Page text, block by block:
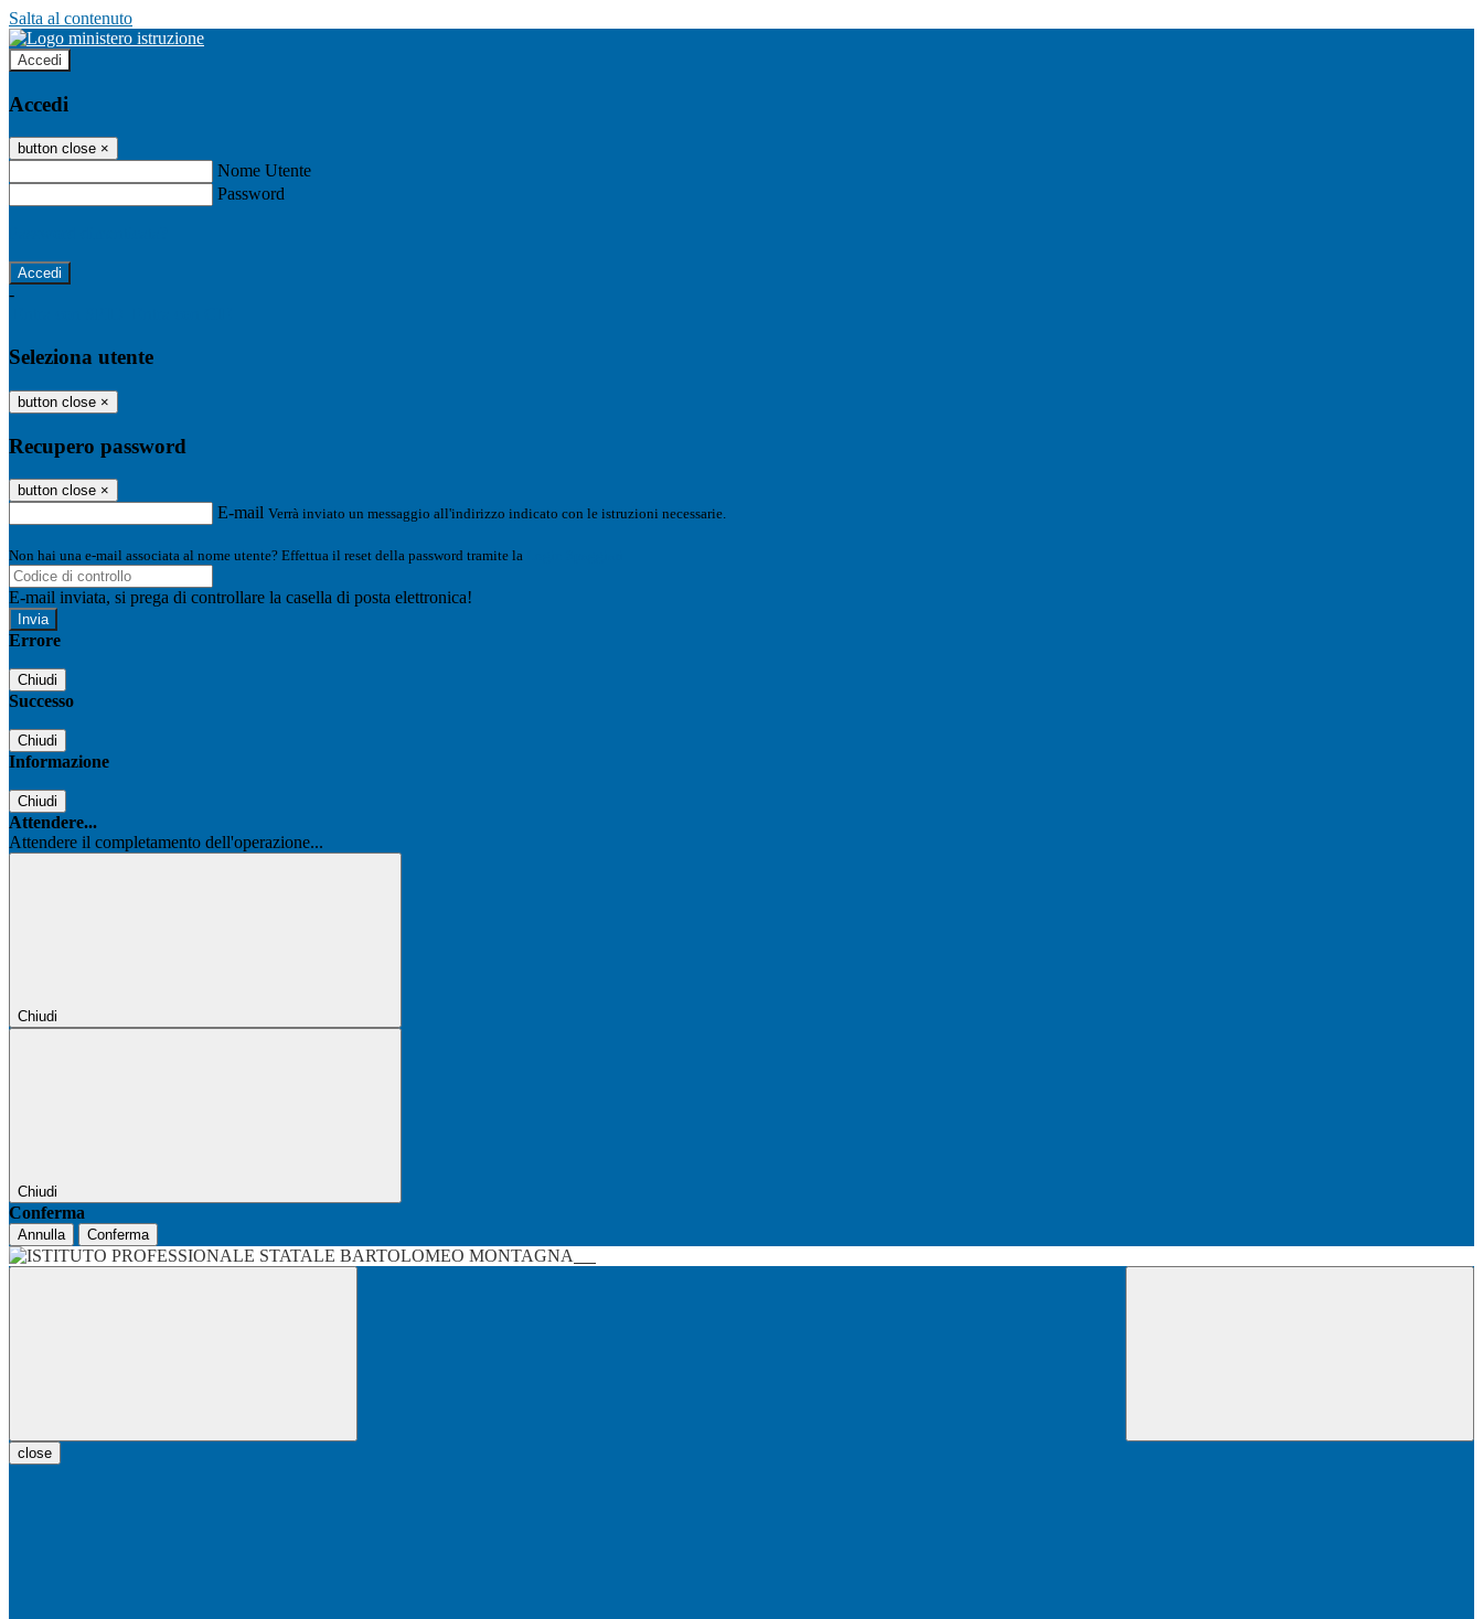
Salta al contenuto
Accedi
Accedi
button close ×
Nome Utente
Password
-
Seleziona utente
button close ×
Recupero password
button close ×
E-mail Verrà inviato un messaggio all'indirizzo indicato con le istruzioni necessarie.
Non hai una e-mail associata al nome utente? Effettua il reset della password tramite la
E-mail inviata, si prega di controllare la casella di posta elettronica!
Errore
Chiudi
Successo
Chiudi
Informazione
Chiudi
Attendere...
Attendere il completamento dell'operazione...
Chiudi
Chiudi
Conferma
Annulla Conferma
close